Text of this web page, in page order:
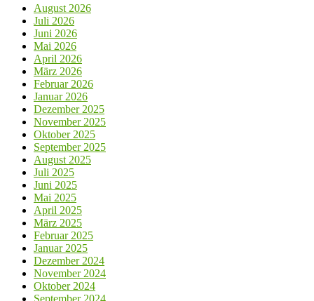
August 2026
Juli 2026
Juni 2026
Mai 2026
April 2026
März 2026
Februar 2026
Januar 2026
Dezember 2025
November 2025
Oktober 2025
September 2025
August 2025
Juli 2025
Juni 2025
Mai 2025
April 2025
März 2025
Februar 2025
Januar 2025
Dezember 2024
November 2024
Oktober 2024
September 2024